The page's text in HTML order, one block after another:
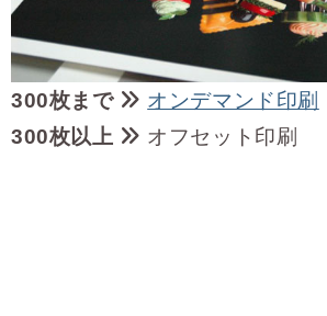
300枚まで
オンデマンド印刷
300枚以上
オフセット印刷